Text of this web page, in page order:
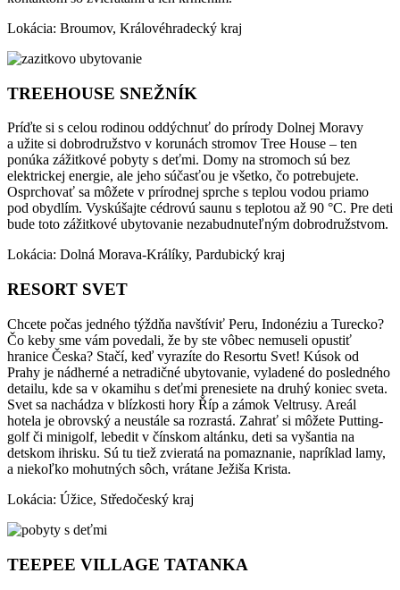
Lokácia: Broumov, Královéhradecký kraj
TREEHOUSE SNEŽNÍK
Príďte si s celou rodinou oddýchnuť do prírody Dolnej Moravy
a užite si dobrodružstvo v korunách stromov Tree House – ten
ponúka zážitkové pobyty s deťmi. Domy na stromoch sú bez
elektrickej energie, ale jeho súčasťou je všetko, čo potrebujete.
Osprchovať sa môžete v prírodnej sprche s teplou vodou priamo
pod obydlím. Vyskúšajte cédrovú saunu s teplotou až 90 °C. Pre deti
bude toto zážitkové ubytovanie nezabudnuteľným dobrodružstvom.
Lokácia: Dolná Morava-Králíky, Pardubický kraj
RESORT SVET
Chcete počas jedného týždňa navštíviť Peru, Indonéziu a Turecko?
Čo keby sme vám povedali, že by ste vôbec nemuseli opustiť
hranice Česka? Stačí, keď vyrazíte do Resortu Svet! Kúsok od
Prahy je nádherné a netradičné ubytovanie, vyladené do posledného
detailu, kde sa v okamihu s deťmi prenesiete na druhý koniec sveta.
Svet sa nachádza v blízkosti hory Říp a zámok Veltrusy. Areál
hotela je obrovský a neustále sa rozrastá. Zahrať si môžete Putting-
golf či minigolf, lebedit v čínskom altánku, deti sa vyšantia na
detskom ihrisku. Sú tu tiež zvieratá na pomaznanie, napríklad lamy,
a niekoľko mohutných sôch, vrátane Ježiša Krista.
Lokácia: Úžice, Středočeský kraj
TEEPEE VILLAGE TATANKA